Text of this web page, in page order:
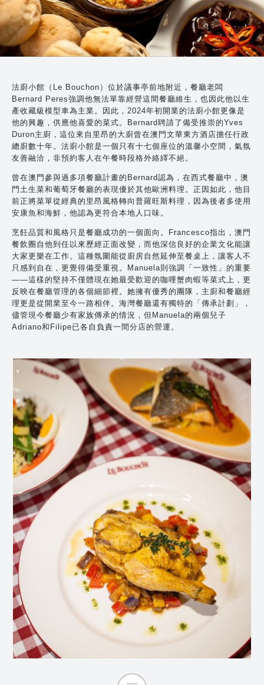
法廚小館（Le Bouchon）位於議事亭前地附近，餐廳老闆
Bernard Peres強調他無法單靠經營這間餐廳維生，也因此他以生
產收藏級模型車為主業。因此，2024年初開業的法廚小館更像是
他的興趣，供應他喜愛的菜式。Bernard聘請了備受推崇的Yves
Duron主廚，這位來自里昂的大廚曾在澳門文華東方酒店擔任行政
總廚數十年。法廚小館是一個只有十七個座位的溫馨小空間，氣氛
友善融洽，非預約客人在午餐時段格外絡繹不絕。
曾在澳門參與過多項餐廳計畫的Bernard認為，在西式餐廳中，澳
門土生菜和葡萄牙餐廳的表現優於其他歐洲料理。正因如此，他目
前正將菜單從經典的里昂風格轉向普羅旺斯料理，因為後者多使用
安康魚和海鮮，他認為更符合本地人口味。
烹飪品質和風格只是餐廳成功的一個面向。Francesco指出，澳門
餐飲圈自他到任以來歷經正面改變，而他深信良好的企業文化能讓
大家更樂在工作。這種氛圍能從廚房自然延伸至餐桌上，讓客人不
只感到自在，更覺得備受重視。Manuela則強調「一致性」的重要
——這樣的堅持不僅體現在她最受歡迎的咖哩蟹肉蝦等菜式上，更
反映在餐廳管理的各個細節裡。她擁有優秀的團隊，主廚和餐廳經
理更是從開業至今一路相伴。海灣餐廳還有獨特的「傳承計劃」，
儘管現今餐廳少有家族傳承的情況，但Manuela的兩個兒子
Adriano和Filipe已各自負責一間分店的營運。